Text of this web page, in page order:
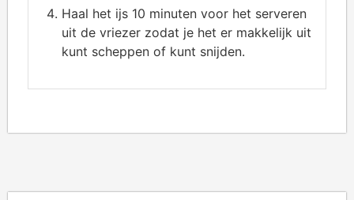
Haal het ijs 10 minuten voor het serveren
uit de vriezer zodat je het er makkelijk uit
kunt scheppen of kunt snijden.